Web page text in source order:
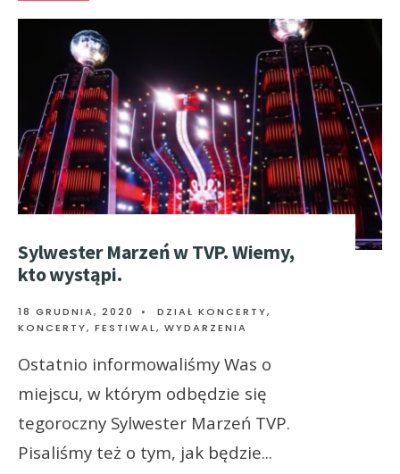
Sylwester Marzeń w TVP. Wiemy,
kto wystąpi.
18 GRUDNIA, 2020 • DZIAŁ KONCERTY,
KONCERTY, FESTIWAL, WYDARZENIA
Ostatnio informowaliśmy Was o
miejscu, w którym odbędzie się
tegoroczny Sylwester Marzeń TVP.
Pisaliśmy też o tym, jak będzie...